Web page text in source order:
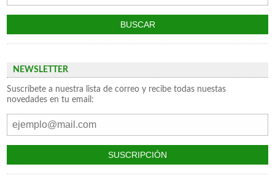
NEWSLETTER
Suscríbete a nuestra lista de correo y recibe todas nuestas
novedades en tu email: